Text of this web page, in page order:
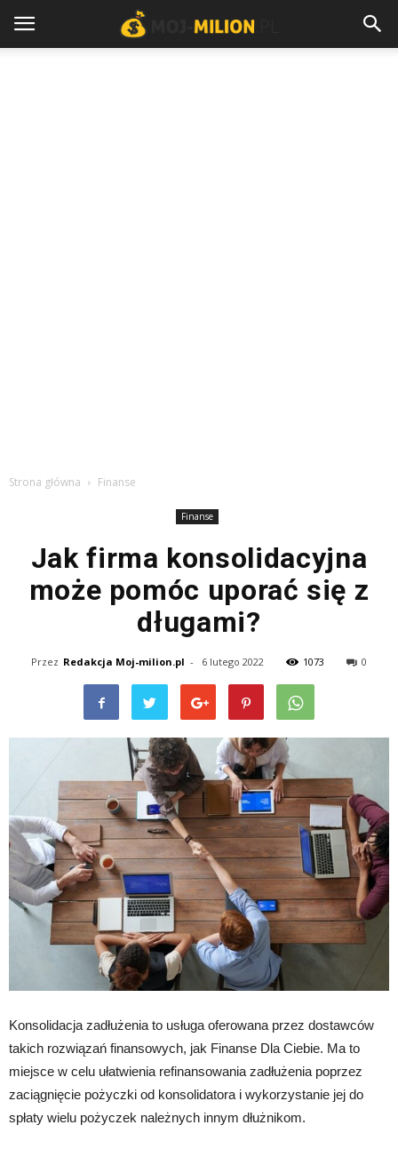
Strona główna Finanse
Finanse
Jak firma konsolidacyjna
może pomóc uporać się z
długami?
Przez Redakcja Moj-milion.pl - 6 lutego 2022 1073 0
Konsolidacja zadłużenia to usługa oferowana przez dostawców
takich rozwiązań finansowych, jak Finanse Dla Ciebie. Ma to
miejsce w celu ułatwienia refinansowania zadłużenia poprzez
zaciągnięcie pożyczki od konsolidatora i wykorzystanie jej do
spłaty wielu pożyczek należnych innym dłużnikom.